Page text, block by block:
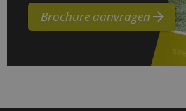
Brochure aanvragen